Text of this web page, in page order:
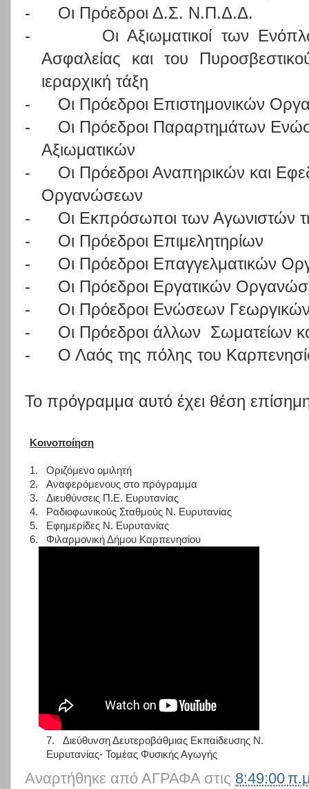
-
Οι Πρόεδροι Δ.Σ. Ν.Π.Δ.Δ.
-
Οι Αξιωματικοί των
Ασφαλείας και του
ιεραρχική τάξη
-
Οι Πρόεδροι Επιστημονικών
-
Οι Πρόεδροι Παραρτημάτων
Αξιωματικών
-
Οι Πρόεδροι Αναπηρικών και
Οργανώσεων
-
Οι Εκπρόσωποι των Αγωνιστών
-
Οι Πρόεδροι Επιμελητηρίων
-
Οι Πρόεδροι Επαγγελματικών
-
Οι Πρόεδροι Εργατικών
-
Οι Πρόεδροι Ενώσεων
-
Οι Πρόεδροι άλλων Σωματείων
-
Ο Λαός της πόλης του
Το πρόγραμμα αυτό έχει θέση
Κοινοποίηση
1.
Οριζόμενο ομιλητή
2.
Αναφερόμενους στο πρόγραμμα
3.
Διευθύνσεις Π.Ε. Ευρυτανίας
4.
Ραδιοφωνικούς Σταθμούς Ν. Ευρυτανίας
5.
Εφημερίδες Ν. Ευρυτανίας
6.
Φιλαρμονική Δήμου Καρπενησίου
7.
Διεύθυνση Δευτεροβάθμιας Εκπαίδευσης Ν.
Ευρυτανίας- Τομέας Φυσικής Αγωγής
Αναρτήθηκε από ΑΓΡΑΦΑ στις 8:49:00